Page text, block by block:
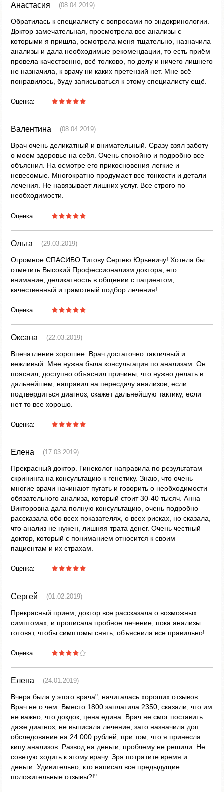
Анастасия (08.04.2019)
Обратилась к специалисту с вопросами по эндокринологии.
Доктор замечательная, просмотрела все анализы с
которыми я пришла, осмотрела меня тщательно, назначила
анализы и дала необходимые рекомендации, то есть приём
провела качественно, всё толково, по делу и ничего лишнего
не назначила, к врачу ни каких претензий нет. Мне всё
понравилось, буду записываться к этому специалисту ещё.
Оценка:
Валентина (08.04.2019)
Врач очень деликатный и внимательный. Сразу взял заботу
о моем здоровье на себя. Очень спокойно и подробно все
объяснил. На осмотре его прикосновения легкие и
невесомые. Многократно продумает все тонкости и детали
лечения. Не навязывает лишних услуг. Все строго по
необходимости.
Оценка:
Ольга (29.03.2019)
Огромное СПАСИБО Титову Сергею Юрьевичу! Хотела бы
отметить Высокий Профессионализм доктора, его
внимание, деликатность в общении с пациентом,
качественный и грамотный подбор лечения!
Оценка:
Оксана (22.03.2019)
Впечатление хорошее. Врач достаточно тактичный и
вежливый. Мне нужна была консультация по анализам. Он
пояснил, доступно объяснил причины, что нужно делать в
дальнейшем, направил на пересдачу анализов, если
подтвердиться диагноз, скажет дальнейшую тактику, если
нет то все хорошо.
Оценка:
Елена (17.03.2019)
Прекрасный доктор. Гинеколог направила по результатам
скрининга на консультацию к генетику. Знаю, что очень
многие врачи начинают пугать и говорить о необходимости
обязательного анализа, который стоит 30-40 тысяч. Анна
Викторовна дала полную консультацию, очень подробно
рассказала обо всех показателях, о всех рисках, но сказала,
что анализ не нужен, лишняя трата денег. Очень честный
доктор, который с пониманием относится к своим
пациентам и их страхам.
Оценка:
Сергей (01.02.2019)
Прекрасный прием, доктор все рассказала о возможных
симптомах, и прописала пробное лечение, пока анализы
готовят, чтобы симптомы снять, объяснила все правильно!
Оценка:
Елена (24.01.2019)
Вчера была у этого врача", начиталась хороших отзывов.
Врач не о чем. Вместо 1800 заплатила 2350, сказали, что им
не важно, что докдок, цена едина. Врач не смог поставить
даже диагноз, не выписала лечение, зато назначила доп
обследование на 24 000 рублей, при том, что я принесла
кипу анализов. Развод на деньги, проблему не решили. Не
советую ходить к этому врачу. Зря потратите время и
деньги. Удивительно, кто написал все предыдущие
положительные отзывы?!"